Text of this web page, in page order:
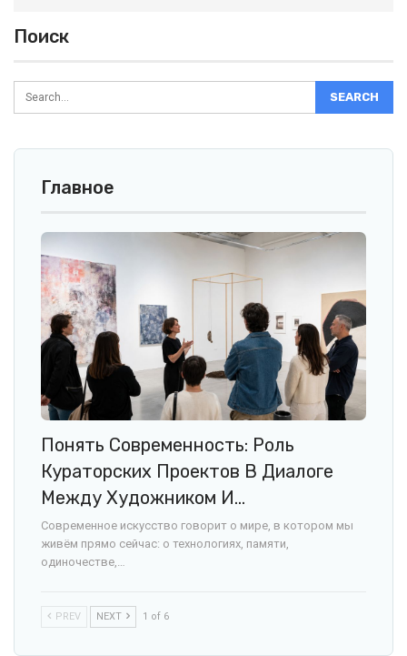
Поиск
Главное
Понять Современность: Роль
Кураторских Проектов В Диалоге
Между Художником И…
Современное искусство говорит о мире, в котором мы
живём прямо сейчас: о технологиях, памяти,
одиночестве,…
PREV NEXT 1 of 6